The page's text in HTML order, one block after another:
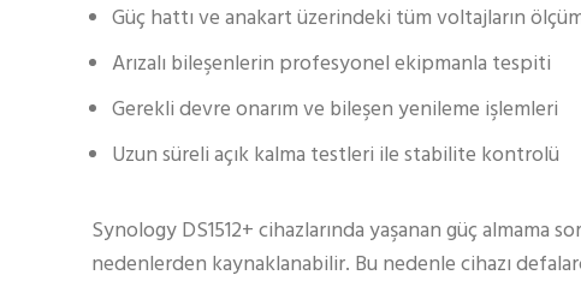
Güç hattı ve anakart üzerindeki tüm voltajların
Arızalı bileşenlerin profesyonel ekipmanla tespiti
Gerekli devre onarım ve bileşen yenileme işlemleri
Uzun süreli açık kalma testleri ile stabilite kontrolü
Synology DS1512+ cihazlarında yaşanan güç almama
nedenlerden kaynaklanabilir. Bu nedenle cihazı